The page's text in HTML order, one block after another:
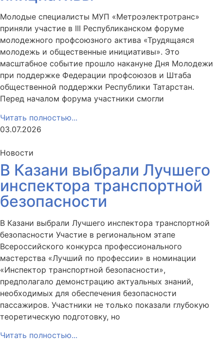
Молодые специалисты МУП «Метроэлектротранс»
приняли участие в III Республиканском форуме
молодежного профсоюзного актива «Трудящаяся
молодежь и общественные инициативы». Это
масштабное событие прошло накануне Дня Молодежи
при поддержке Федерации профсоюзов и Штаба
общественной поддержки Республики Татарстан.
Перед началом форума участники смогли
Читать полностью...
03.07.2026
Новости
В Казани выбрали Лучшего
инспектора транспортной
безопасности
В Казани выбрали Лучшего инспектора транспортной
безопасности Участие в региональном этапе
Всероссийского конкурса профессионального
мастерства «Лучший по профессии» в номинации
«Инспектор транспортной безопасности»,
предполагало демонстрацию актуальных знаний,
необходимых для обеспечения безопасности
пассажиров. Участники не только показали глубокую
теоретическую подготовку, но
Читать полностью...